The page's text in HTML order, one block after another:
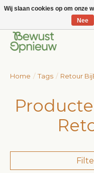
Wij bieden het grootste
Home / Tags / Retour
Wij slaan cookies op om onze
Nee